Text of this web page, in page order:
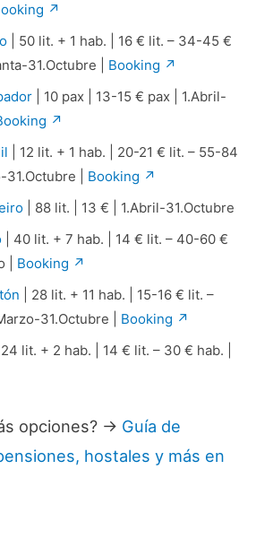
↗
| 50 lit. + 1 hab. | 16 € lit. – 34-45 €
31.Octubre | Booking ↗
| 10 pax | 13-15 € pax | 1.Abril-
↗
| 12 lit. + 1 hab. | 20-21 € lit. – 55-84
| Booking ↗
| 88 lit. | 13 € | 1.Abril-31.Octubre
| 40 lit. + 7 hab. | 14 € lit. – 40-60 €
| Booking ↗
| 28 lit. + 11 hab. | 15-16 € lit. –
31.Octubre | Booking ↗
lit. + 2 hab. | 14 € lit. – 30 € hab. |
opciones? → Guía de
hostales y más en